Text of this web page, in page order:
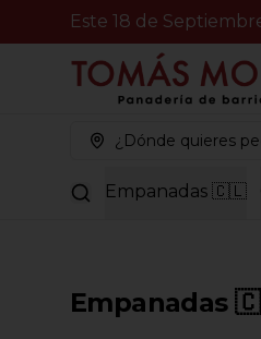
Este 18 de
¿Dónde quieres
Empanadas 🇨🇱
Empanadas